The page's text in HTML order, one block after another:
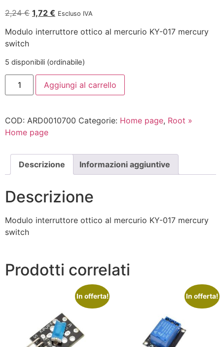
2,24€ 1,72 € Escluso IVA
Modulo interruttore ottico al mercurio KY-017 mercury
switch
5 disponibili (ordinabile)
Aggiungi al carrello
COD: ARD0010700 Categorie: Home page, Root »
Home page
Descrizione Informazioni aggiuntive
Descrizione
Modulo interruttore ottico al mercurio KY-017 mercury
switch
Prodotti correlati
In offerta! In offerta!